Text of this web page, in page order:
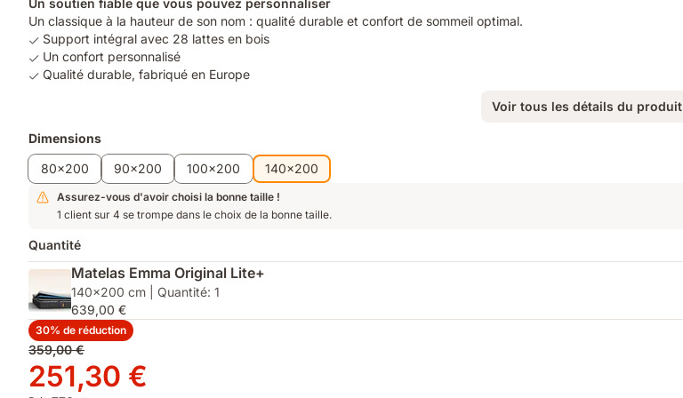
Un soutien fiable que vous pouvez personnaliser
Un classique à la hauteur de son nom : qualité durable et confort de sommeil optimal.
Support intégral avec 28 lattes en bois
Un confort personnalisé
Qualité durable, fabriqué en Europe
Voir tous les détails du produit
Produits
supplémentaires
Dimensions
80x200
90x200 100x200 140x200
Assurez-vous d'avoir choisi la bonne taille !
1 client sur 4 se trompe dans le choix de la bonne taille.
Quantité
Matelas Emma Original Lite+
140x200 cm | Quantité: 1
639,00 €
30% de réduction
Prix
d'origine
359,00 €
359,00 €
Prix
251,30 €
251,30 €